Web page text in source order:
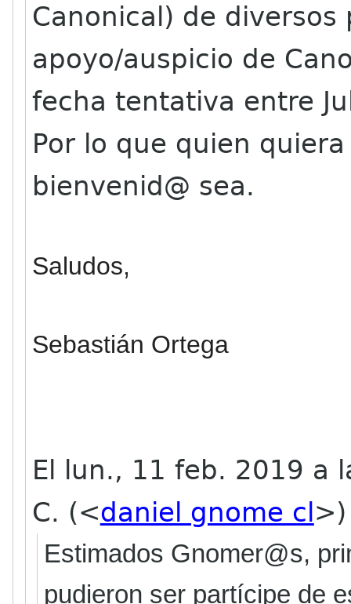
Canonical) de
apoyo/auspicio de
fecha tentativa entre
Por lo que quien
bienvenid@ sea.
Saludos,
Sebastián Ortega
El lun., 11 feb. 2019 a
C. (<daniel gnome cl >)
Estimados Gnomer@s,
pudieron ser partícipe de